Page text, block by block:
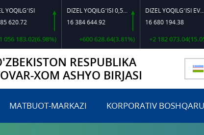
DIZEL YOQILG‘ISI 0,5-40
16 384 644.92
+600 628.64(3.81%)
DIZEL YOQILG‘ISI EVRO L-K-4
16 680 194.38
+2 182 073.04(15.05%)
RESPUBLIKA
XOM ASHYO BIRJASI
MATBUOT-MARKAZI KORPORATIV